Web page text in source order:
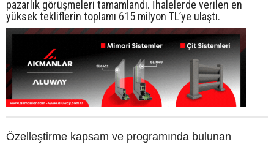
pazarlık görüşmeleri tamamlandı. İhalelerde verilen en
yüksek tekliflerin toplamı 615 milyon TL’ye ulaştı.
Özelleştirme kapsam ve programında bulunan